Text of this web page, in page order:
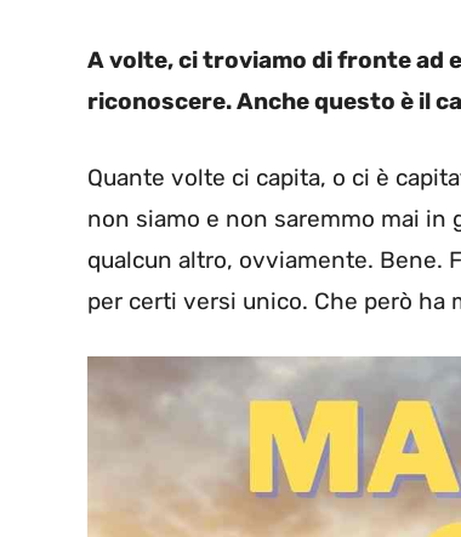
A volte, ci troviamo di fronte ad
riconoscere. Anche questo è il
Quante volte ci capita, o ci è
non siamo e non saremmo mai in
qualcun altro, ovviamente. Bene.
per certi versi unico. Che però ha